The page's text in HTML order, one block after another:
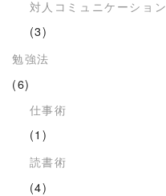
対人コミュニケーション
(3)
勉強法
(6)
仕事術
(1)
読書術
(4)